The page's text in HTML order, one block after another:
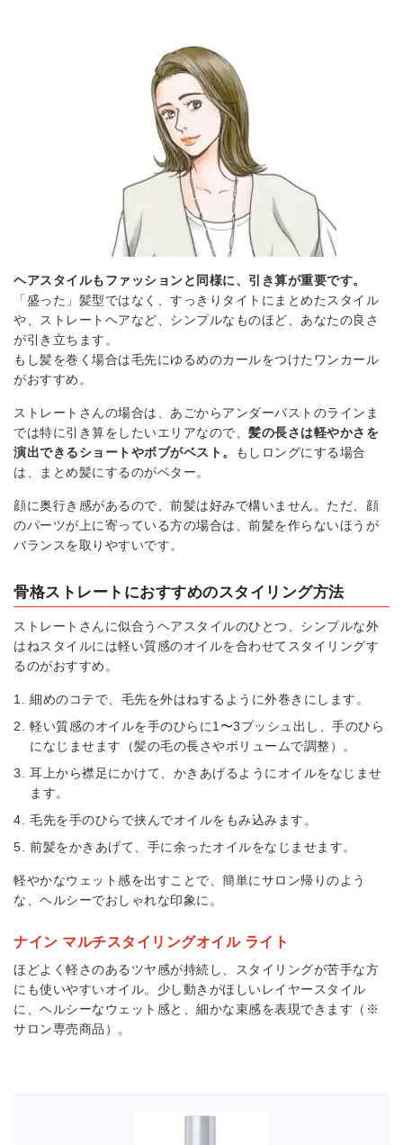
ヘアスタイルもファッションと同様に、引き算が重要です。
「盛った」髪型ではなく、すっきりタイトにまとめたスタイル
や、ストレートヘアなど、シンプルなものほど、あなたの良さ
が引き立ちます。
もし髪を巻く場合は毛先にゆるめのカールをつけたワンカール
がおすすめ。
ストレートさんの場合は、あごからアンダーバストのラインま
では特に引き算をしたいエリアなので、 髪の長さは軽やかさを
演出できるショートやボブがベスト。
もしロングにする場合
は、まとめ髪にするのがベター。
顔に奥行き感があるので、前髪は好みで構いません。ただ、顔
のパーツが上に寄っている方の場合は、前髪を作らないほうが
バランスを取りやすいです。
骨格ストレートにおすすめのスタイリング方法
ストレートさんに似合うヘアスタイルのひとつ、シンプルな外
はねスタイルには軽い質感のオイルを合わせてスタイリングす
るのがおすすめ。
細めのコテで、毛先を外はねするように外巻きにします。
軽い質感のオイルを手のひらに1〜3プッシュ出し、手のひら
になじませます（髪の毛の長さやボリュームで調整）。
耳上から襟足にかけて、かきあげるようにオイルをなじませ
ます。
毛先を手のひらで挟んでオイルをもみ込みます。
前髪をかきあげて、手に余ったオイルをなじませます。
軽やかなウェット感を出すことで、簡単にサロン帰りのよう
な、ヘルシーでおしゃれな印象に。
ナイン マルチスタイリングオイル ライト
ほどよく軽さのあるツヤ感が持続し、スタイリングが苦手な方
にも使いやすいオイル。少し動きがほしいレイヤースタイル
に、ヘルシーなウェット感と、細かな束感を表現できます（※
サロン専売商品）。